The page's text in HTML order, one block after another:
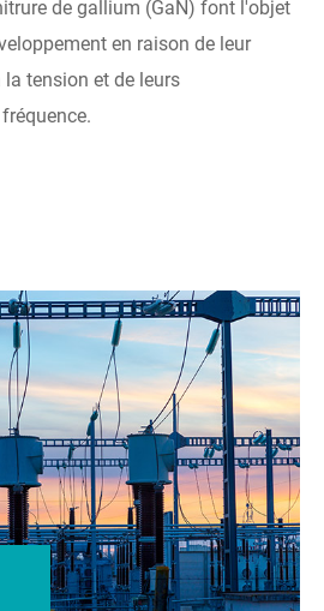
de gallium (GaN) font l'objet
en raison de leur
tension et de leurs